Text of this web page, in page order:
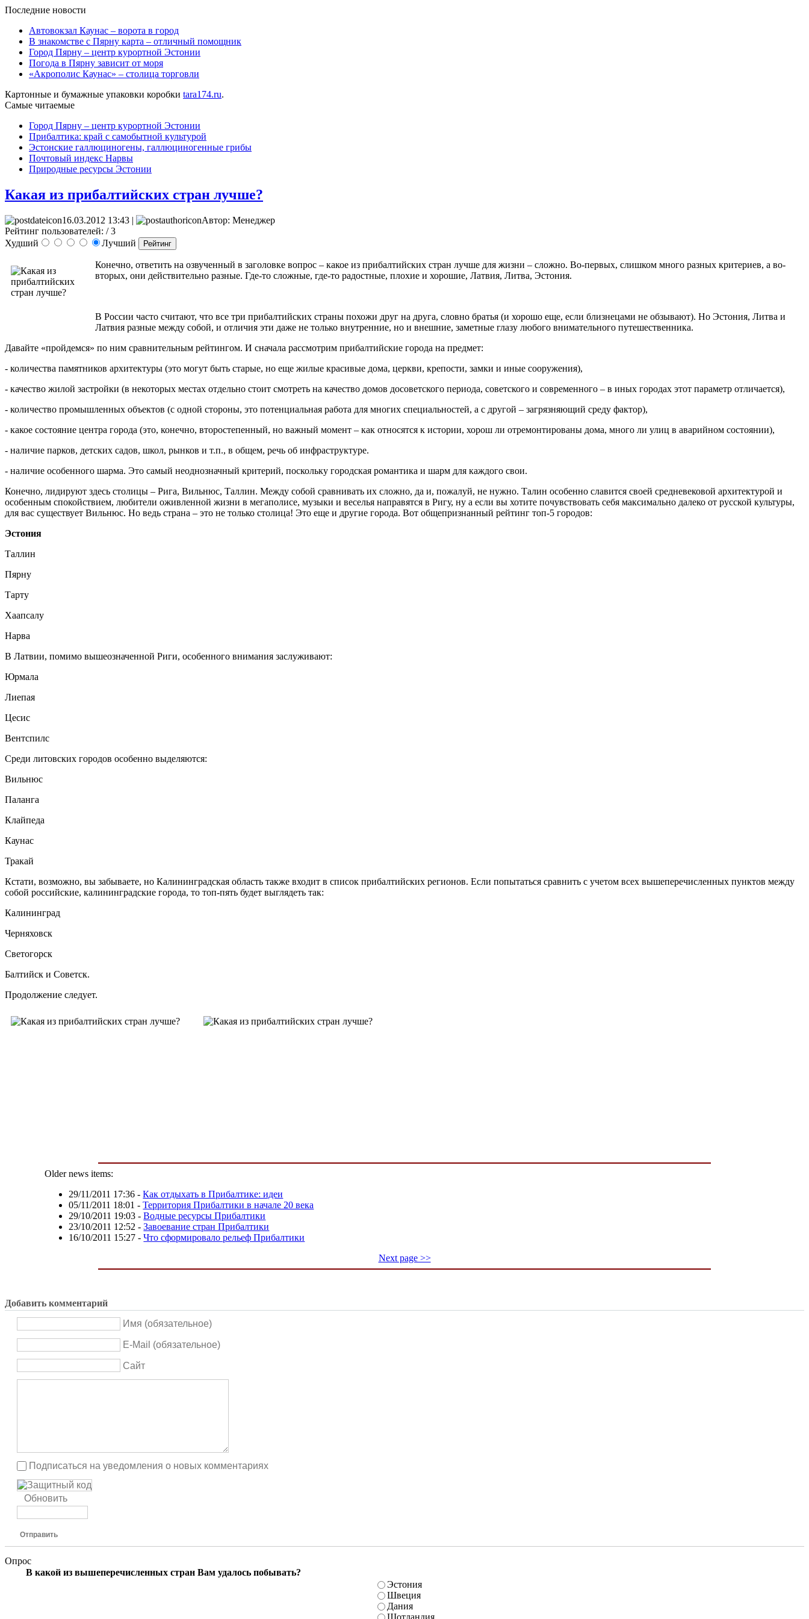
Последние новости
Автовокзал Каунас – ворота в город
В знакомстве с Пярну карта – отличный помощник
Город Пярну – центр курортной Эстонии
Погода в Пярну зависит от моря
«Акрополис Каунас» – столица торговли
Картонные и бумажные упаковки коробки tara174.ru.
Самые читаемые
Город Пярну – центр курортной Эстонии
Прибалтика: край с самобытной культурой
Эстонские галлюциногены, галлюциногенные грибы
Почтовый индекс Нарвы
Природные ресурсы Эстонии
Какая из прибалтийских стран лучше?
16.03.2012 13:43 |
Автор: Менеджер
Рейтинг пользователей: / 3
Худший
Лучший
Конечно, ответить на озвученный в заголовке вопрос – какое из прибалтийских стран лучше для жизни – сложно. Во-первых, слишком много разных критериев, а во-
вторых, они действительно разные. Где-то сложные, где-то радостные, плохие и хорошие, Латвия, Литва, Эстония.
В России часто считают, что все три прибалтийских страны похожи друг на друга, словно братья (и хорошо еще, если близнецами не обзывают). Но Эстония, Литва и
Латвия разные между собой, и отличия эти даже не только внутренние, но и внешние, заметные глазу любого внимательного путешественника.
Давайте «пройдемся» по ним сравнительным рейтингом. И сначала рассмотрим прибалтийские города на предмет:
- количества памятников архитектуры (это могут быть старые, но еще жилые красивые дома, церкви, крепости, замки и иные сооружения),
- качество жилой застройки (в некоторых местах отдельно стоит смотреть на качество домов досоветского периода, советского и современного – в иных городах этот параметр отличается),
- количество промышленных объектов (с одной стороны, это потенциальная работа для многих специальностей, а с другой – загрязняющий среду фактор),
- какое состояние центра города (это, конечно, второстепенный, но важный момент – как относятся к истории, хорош ли отремонтированы дома, много ли улиц в аварийном состоянии),
- наличие парков, детских садов, школ, рынков и т.п., в общем, речь об инфраструктуре.
- наличие особенного шарма. Это самый неоднозначный критерий, поскольку городская романтика и шарм для каждого свои.
Конечно, лидируют здесь столицы – Рига, Вильнюс, Таллин. Между собой сравнивать их сложно, да и, пожалуй, не нужно. Талин особенно славится своей средневековой архитектурой и
особенным спокойствием, любители оживленной жизни в мегаполисе, музыки и веселья направятся в Ригу, ну а если вы хотите почувствовать себя максимально далеко от русской культуры,
для вас существует Вильнюс. Но ведь страна – это не только столица! Это еще и другие города. Вот общепризнанный рейтинг топ-5 городов:
Эстония
Таллин
Пярну
Тарту
Хаапсалу
Нарва
В Латвии, помимо вышеозначенной Риги, особенного внимания заслуживают:
Юрмала
Лиепая
Цесис
Вентспилс
Среди литовских городов особенно выделяются:
Вильнюс
Паланга
Клайпеда
Каунас
Тракай
Кстати, возможно, вы забываете, но Калининградская область также входит в список прибалтийских регионов. Если попытаться сравнить с учетом всех вышеперечисленных пунктов между
собой российские, калининградские города, то топ-пять будет выглядеть так:
Калининград
Черняховск
Светогорск
Балтийск и Советск.
Продолжение следует.
Older news items:
29/11/2011 17:36 -Как отдыхать в Прибалтике: идеи
05/11/2011 18:01 -Территория Прибалтики в начале 20 века
29/10/2011 19:03 -Водные ресурсы Прибалтики
23/10/2011 12:52 -Завоевание стран Прибалтики
16/10/2011 15:27 -Что сформировало рельеф Прибалтики
Next page >>
Добавить комментарий
Имя (обязательное)
E-Mail (обязательное)
Сайт
Подписаться на уведомления о новых комментариях
Обновить
Отправить
Опрос
В какой из вышеперечисленных стран Вам удалось побывать?
Эстония
Швеция
Дания